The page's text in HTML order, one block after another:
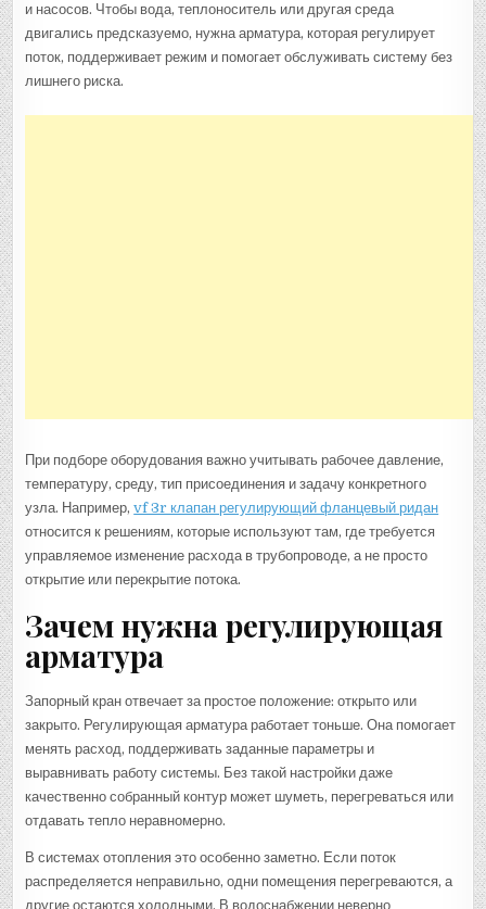
и насосов. Чтобы вода, теплоноситель или другая среда
двигались предсказуемо, нужна арматура, которая регулирует
поток, поддерживает режим и помогает обслуживать систему без
лишнего риска.
При подборе оборудования важно учитывать рабочее давление,
температуру, среду, тип присоединения и задачу конкретного
узла. Например,vf 3r клапан регулирующий фланцевый ридан
относится к решениям, которые используют там, где требуется
управляемое изменение расхода в трубопроводе, а не просто
открытие или перекрытие потока.
Зачем нужна регулирующая
арматура
Запорный кран отвечает за простое положение: открыто или
закрыто. Регулирующая арматура работает тоньше. Она помогает
менять расход, поддерживать заданные параметры и
выравнивать работу системы. Без такой настройки даже
качественно собранный контур может шуметь, перегреваться или
отдавать тепло неравномерно.
В системах отопления это особенно заметно. Если поток
распределяется неправильно, одни помещения перегреваются, а
другие остаются холодными. В водоснабжении неверно